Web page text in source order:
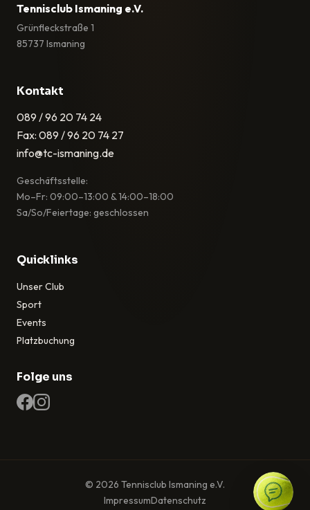
Tennisclub Ismaning e.V.
Grünfleckstraße 1
85737 Ismaning
Kontakt
089 / 96 20 74 24
Fax: 089 / 96 20 74 27
info@tc-ismaning.de
Geschäftsstelle:
Mo–Fr: 09:00–13:00 & 14:00–18:00
Sa/So/Feiertage: geschlossen
Quicklinks
Unser Club
Sport
Events
Platzbuchung
Folge uns
© 2026 Tennisclub Ismaning e.V.
ImpressumDatenschutz